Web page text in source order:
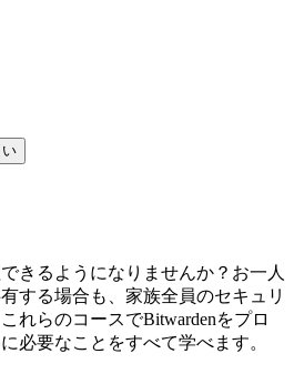
きるようになりませんか？お一人
する場合も、家族全員のセキュリ
れらのコースでBitwardenをプロ
必要なことをすべて学べます。